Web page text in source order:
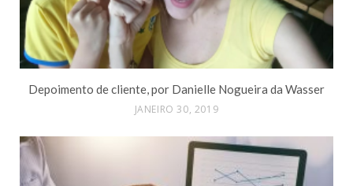
Depoimento de cliente, por Danielle Nogueira da Wasser
JANEIRO 30, 2019